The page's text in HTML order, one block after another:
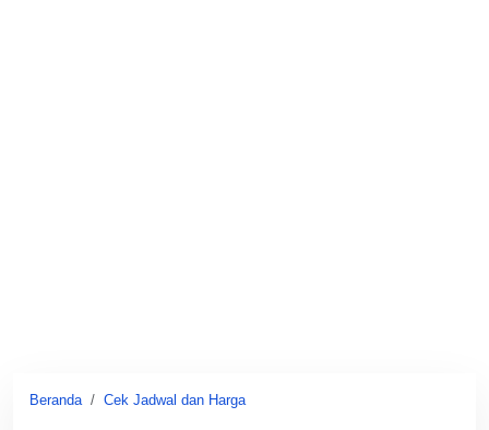
Beranda Cek Jadwal dan Harga